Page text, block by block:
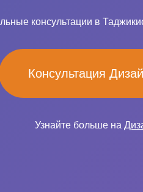
консультации в
Консультация
Узнайте больше на